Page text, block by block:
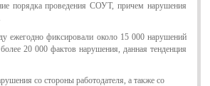
порядка проведения СОУТ, причем нарушения
ежегодно фиксировали около 15 000 нарушений
20 000 фактов нарушения, данная тенденция
со стороны работодателя, а также со